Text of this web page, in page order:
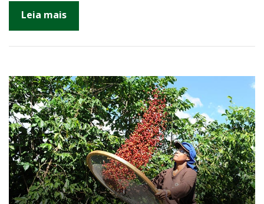
Leia mais